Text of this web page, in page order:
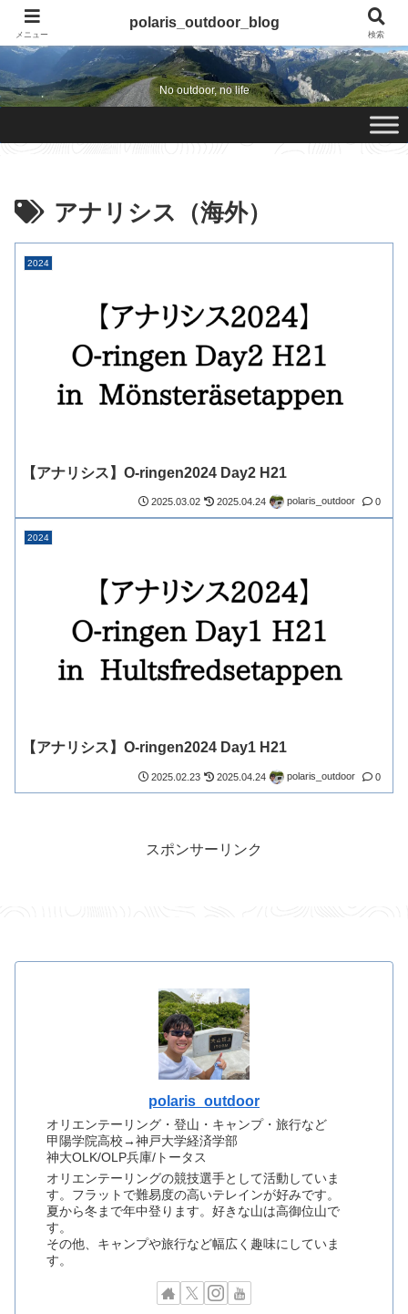
polaris_outdoor_blog
No outdoor, no life
アナリシス（海外）
2024
【アナリシス】O-ringen2024 Day2 H21
2025.03.02 2025.04.24 polaris_outdoor 0
2024
【アナリシス】O-ringen2024 Day1 H21
2025.02.23 2025.04.24 polaris_outdoor 0
スポンサーリンク
polaris_outdoor
オリエンテーリング・登山・キャンプ・旅行など
甲陽学院高校→神戸大学経済学部
神大OLK/OLP兵庫/トータス
オリエンテーリングの競技選手として活動していま
す。フラットで難易度の高いテレインが好みです。
夏から冬まで年中登ります。好きな山は高御位山で
す。
その他、キャンプや旅行など幅広く趣味にしていま
す。
メニュー
polaris_outdoor_blog
検索